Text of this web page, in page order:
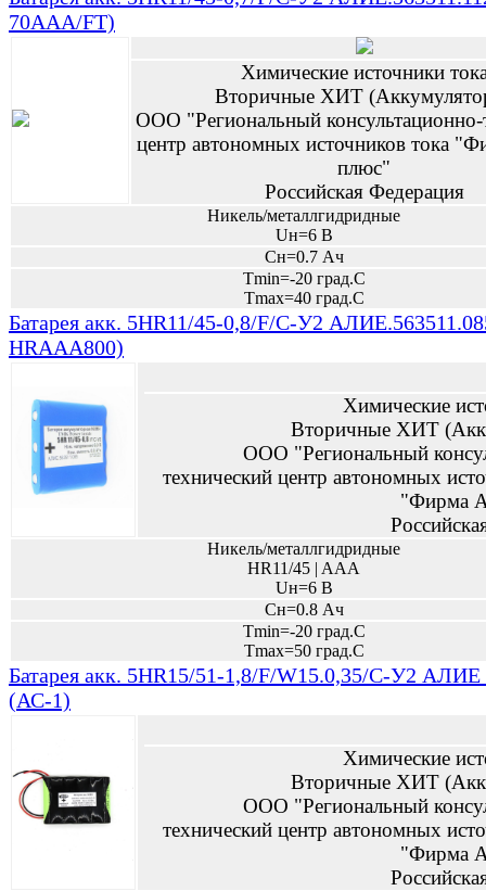
70AAA/FT)
Химические источники
Вторичные ХИТ
ООО "Региональный консультационно-
центр автономных источников тока
плюс"
Российская Федерация
Никель/металлгидридные
Uн=6 В
Сн=0.7 Ач
Tmin=-20 град.С
Tmax=40 град.С
Батарея акк. 5HR11/45-0,8/F/C-У2
HRAAA800)
Химические
Вторичные ХИТ
ООО "Региональный
технический центр автономных
"Фирма
Никель/металлгидридные
HR11/45 | AAA
Uн=6 В
Сн=0.8 Ач
Tmin=-20 град.С
Tmax=50 град.С
Батарея акк. 5HR15/51-1,8/F/W15.0,35/C-У2 АЛИЕ
(АС-1)
Химические
Вторичные ХИТ
ООО "Региональный
технический центр автономных
"Фирма